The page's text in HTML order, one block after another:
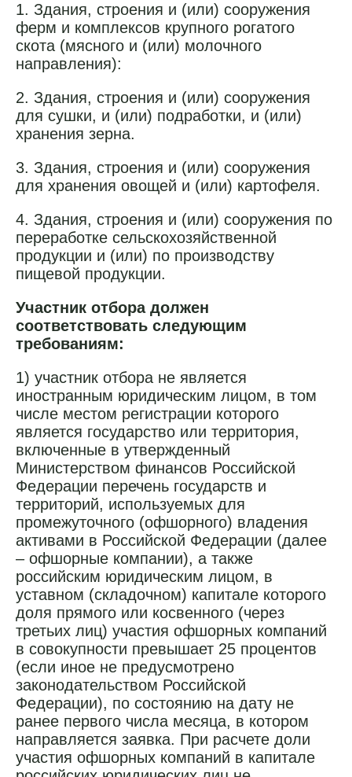
1. Здания, строения и (или) сооружения
ферм и комплексов крупного рогатого
скота (мясного и (или) молочного
направления):
2. Здания, строения и (или) сооружения
для сушки, и (или) подработки, и (или)
хранения зерна.
3. Здания, строения и (или) сооружения
для хранения овощей и (или) картофеля.
4. Здания, строения и (или) сооружения по
переработке сельскохозяйственной
продукции и (или) по производству
пищевой продукции.
Участник отбора должен
соответствовать следующим
требованиям:
1) участник отбора не является
иностранным юридическим лицом, в том
числе местом регистрации которого
является государство или территория,
включенные в утвержденный
Министерством финансов Российской
Федерации перечень государств и
территорий, используемых для
промежуточного (офшорного) владения
активами в Российской Федерации (далее
– офшорные компании), а также
российским юридическим лицом, в
уставном (складочном) капитале которого
доля прямого или косвенного (через
третьих лиц) участия офшорных компаний
в совокупности превышает 25 процентов
(если иное не предусмотрено
законодательством Российской
Федерации), по состоянию на дату не
ранее первого числа месяца, в котором
направляется заявка. При расчете доли
участия офшорных компаний в капитале